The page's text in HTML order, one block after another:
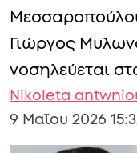
Γιώργος
νοσηλεύεται
Nikoleta
9 Μαΐου 2026